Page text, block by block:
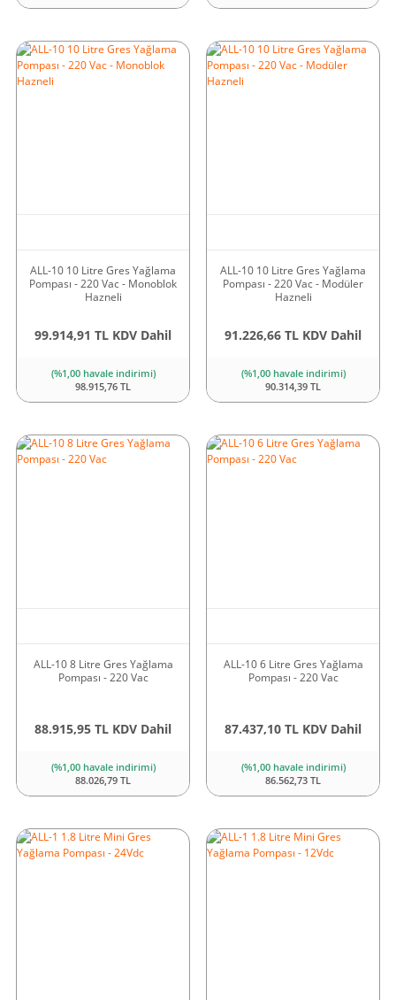
ALL-10 10 Litre Gres Yağlama
Pompası - 220 Vac - Monoblok
Hazneli
99.914,91 TL KDV Dahil
(%1,00 havale indirimi)
98.915,76 TL
ALL-10 10 Litre Gres Yağlama
Pompası - 220 Vac - Modüler
Hazneli
91.226,66 TL KDV Dahil
(%1,00 havale indirimi)
90.314,39 TL
ALL-10 8 Litre Gres Yağlama
Pompası - 220 Vac
88.915,95 TL KDV Dahil
(%1,00 havale indirimi)
88.026,79 TL
ALL-10 6 Litre Gres Yağlama
Pompası - 220 Vac
87.437,10 TL KDV Dahil
(%1,00 havale indirimi)
86.562,73 TL